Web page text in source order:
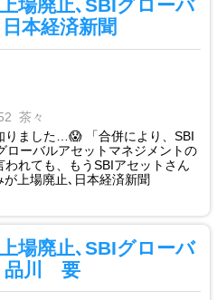
場廃止､SBIグローバ
本経済新聞
茶々
りました…😱 「合併により、SBI
ローバルアセットマネジメントの
れても、もうSBIアセットさん
上場廃止､日本経済新聞
場廃止､SBIグローバ
品川 要